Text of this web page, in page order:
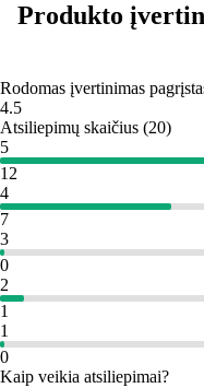
Produkto
Rodomas įvertinimas
4.5
Atsiliepimų skaičius (20)
5
12
4
7
3
0
2
1
1
0
Kaip veikia atsiliepimai?